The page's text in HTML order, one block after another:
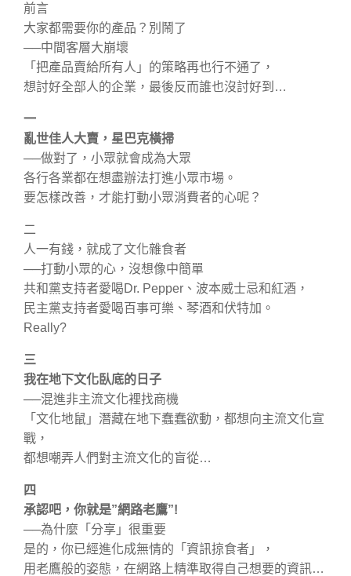
前言
大家都需要你的產品？別鬧了
──中間客層大崩壞
「把產品賣給所有人」的策略再也行不通了，
想討好全部人的企業，最後反而誰也沒討好到…
一
亂世佳人大賣，星巴克橫掃
──做對了，小眾就會成為大眾
各行各業都在想盡辦法打進小眾市場。
要怎樣改善，才能打動小眾消費者的心呢？
二
人一有錢，就成了文化雜食者
──打動小眾的心，沒想像中簡單
共和黨支持者愛喝Dr. Pepper、波本威士忌和紅酒，
民主黨支持者愛喝百事可樂、琴酒和伏特加。
Really?
三
我在地下文化臥底的日子
──混進非主流文化裡找商機
「文化地鼠」潛藏在地下蠢蠢欲動，都想向主流文化宣
戰，
都想嘲弄人們對主流文化的盲從…
四
承認吧，你就是”網路老鷹”!
──為什麼「分享」很重要
是的，你已經進化成無情的「資訊掠食者」，
用老鷹般的姿態，在網路上精準取得自己想要的資訊…